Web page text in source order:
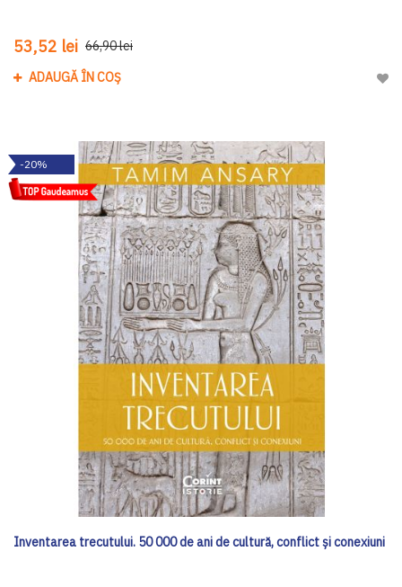
53,52 lei 66,90 lei
ADAUGĂ ÎN COȘ
-20%
Inventarea trecutului. 50 000 de ani de cultură, conflict și conexiuni